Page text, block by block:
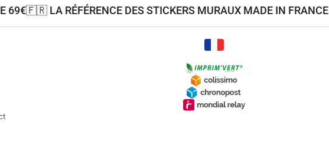
69€🇫🇷 LA RÉFÉRENCE DES STICKERS MURAUX MADE IN FRANCE